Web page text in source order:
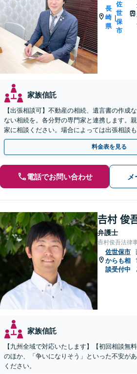
長
崎
県
|
佐
世
保
市
家族信託
【出張相談可】不動産の相続、遺言書の作成
ない相続を。各分野の専門家と連携します。
家に相談ください。場合によっては出張相談も
料金表を見る
電話でお問い合わせ
𠮷村 俊
弁護士
𠮷村俊吾法律
佐世保市
からも相
談受付中
家族信託
【九州全域で対応いたします】【初回相談無
のほか、「争いになりそう」といった不安が
ください。